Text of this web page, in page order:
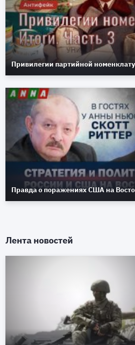
Привилегии партийной
Правда о поражениях США на
Лента новостей